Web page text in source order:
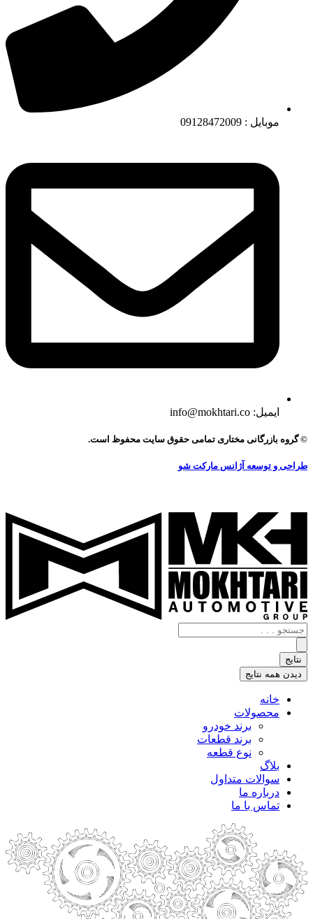
موبایل : 09128472009
ایمیل: info@mokhtari.co
© گروه بازرگانی مختاری تمامی حقوق سایت محفوظ است.
طراحی و توسعه آژانس مارکت شو
جستجو
.
.
.
نتایج
دیدن همه نتایج
خانه
محصولات
برند خودرو
برند قطعات
نوع قطعه
بلاگ
سوالات متداول
درباره ما
تماس با ما